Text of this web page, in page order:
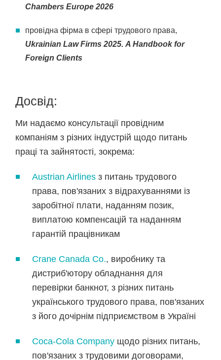
Chambers Europe 2026
провідна фірма в сфері трудового права,
Ukrainian Law Firms 2025. A Handbook for
Foreign Clients
Досвід:
Ми надаємо консультації провідним
компаніям з різних індустрій щодо питань
праці та зайнятості, зокрема:
Austrian Airlines з питань трудового
права, пов'язаних з відрахуваннями із
заробітної плати, наданням позик,
виплатою компенсацій та наданням
гарантій працівникам
Crane Canada Co., виробнику та
дистриб'ютору обладнання для
перевірки банкнот, з різних питань
українського трудового права, пов'язаних
з його дочірнім підприємством в Україні
Coca-Cola Company щодо різних питань,
пов'язаних з трудовими договорами,